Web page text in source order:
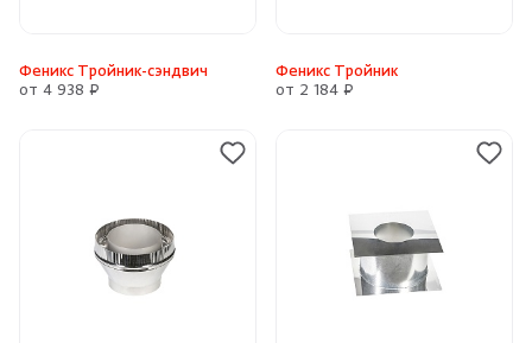
Феникс Тройник-сэндвич
от 4 938 ₽
Феникс Тройник
от 2 184 ₽